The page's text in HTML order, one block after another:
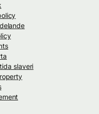
slaveri